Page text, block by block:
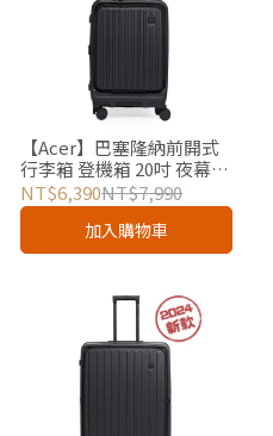
【Acer】巴塞隆納前開式
行李箱 登機箱 20吋 夜幕黑
官方授權
NT$6,390NT$7,990
加入購物車